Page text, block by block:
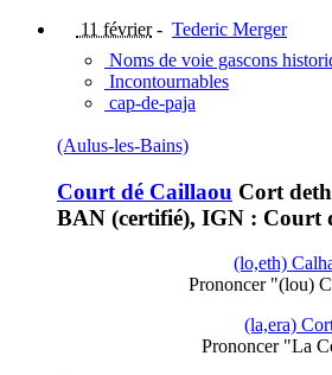
11 février- Tederic Merger
Noms de voie gascons
Incontournables
cap-de-paja
(Aulus-les-Bains)
Court dé Caillaou Cort
BAN (certifié), IGN : Court
(lo,eth)
Prononcer "(lou)
(la,era)
Prononcer "La